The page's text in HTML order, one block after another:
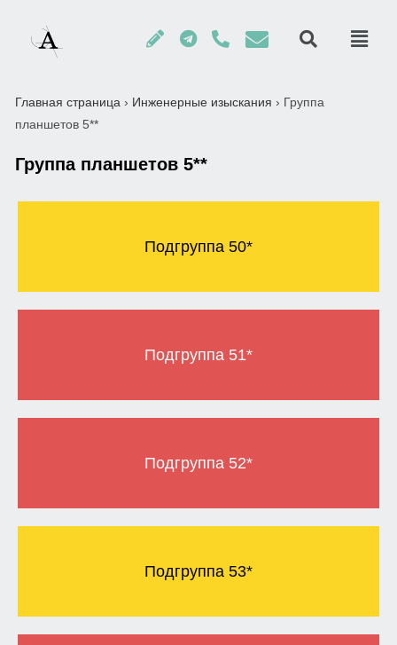
Главная страница › Инженерные изыскания › Группа
планшетов 5**
Группа планшетов 5**
Подгруппа 50*
Подгруппа 51*
Подгруппа 52*
Подгруппа 53*